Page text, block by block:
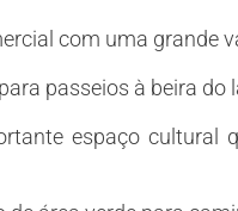
com uma grande
passeios à beira do
espaço cultural